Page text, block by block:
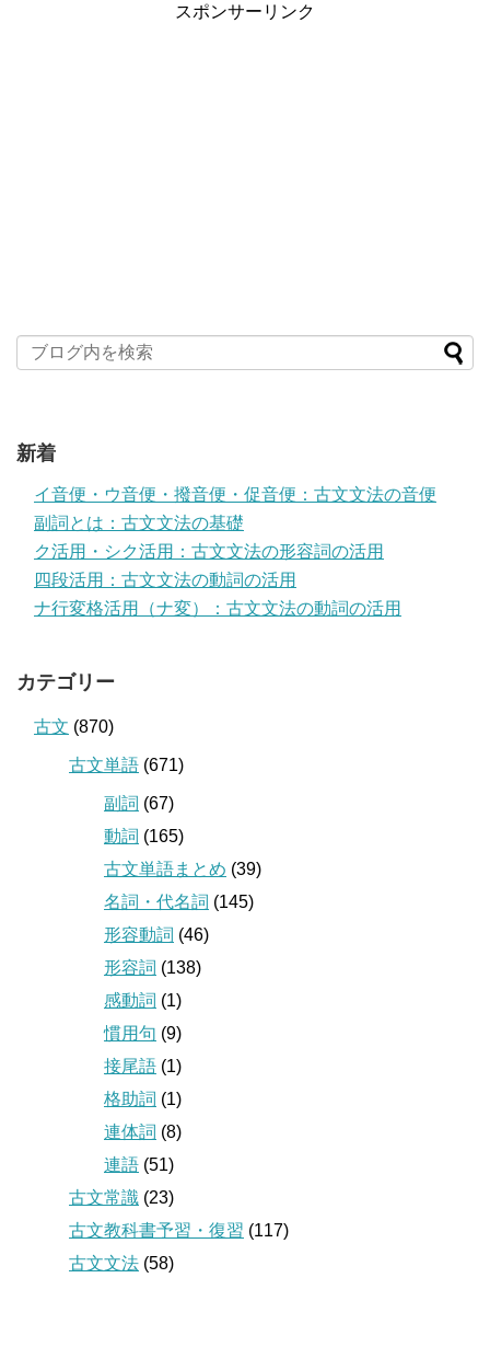
スポンサーリンク
新着
イ音便・ウ音便・撥音便・促音便：古文文法の音便
副詞とは：古文文法の基礎
ク活用・シク活用：古文文法の形容詞の活用
四段活用：古文文法の動詞の活用
ナ行変格活用（ナ変）：古文文法の動詞の活用
カテゴリー
古文 (870)
古文単語 (671)
副詞 (67)
動詞 (165)
古文単語まとめ (39)
名詞・代名詞 (145)
形容動詞 (46)
形容詞 (138)
感動詞 (1)
慣用句 (9)
接尾語 (1)
格助詞 (1)
連体詞 (8)
連語 (51)
古文常識 (23)
古文教科書予習・復習 (117)
古文文法 (58)